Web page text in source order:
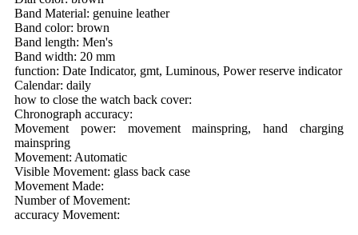
Band Material: genuine leather
Band color: brown
Band length: Men's
Band width: 20 mm
function: Date Indicator, gmt, Luminous, Power reserve indicator
Calendar: daily
how to close the watch back cover:
Chronograph accuracy:
Movement power: movement mainspring, hand charging
mainspring
Movement: Automatic
Visible Movement: glass back case
Movement Made:
Number of Movement:
accuracy Movement: